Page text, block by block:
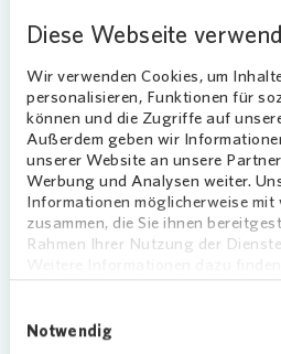
Diese Webseite
Wir verwenden Cookies, um
personalisieren, Funktionen für
können und die Zugriffe auf
Außerdem geben wir
unserer Website an unsere
Werbung und Analysen weiter.
Informationen möglicherweise mit
zusammen, die Sie ihnen
Rahmen Ihrer Nutzung der
Notwendig
Flächen zwischen
genutzt, um in Darmstadt
Wohnraum zu schaffen.
Anregungen der Mieterinnen
des Gestaltungsbeirates
mit ein.
„Es ist ein wichtiger Baustein
entstanden, der nur
da alle Beteiligten die